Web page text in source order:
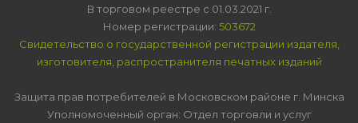
В торговом реестре с 01.03.2021 г.
Номер регистрации: 503672
Свидетельство о государственной регистрации издателя,
изготовителя, распространителя печатных изданий
Защита прав потребителей в Московском районе г. Минска
Уполномоченный орган: Отдел торговли и услуг